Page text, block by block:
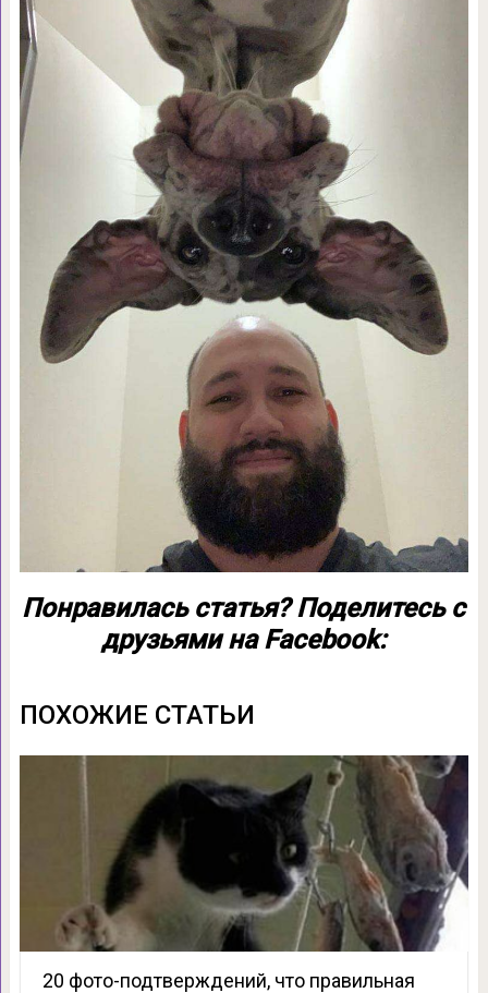
Понравилась статья? Поделитесь с
друзьями на Facebook:
ПОХОЖИЕ СТАТЬИ
20 фото-подтверждений, что правильная